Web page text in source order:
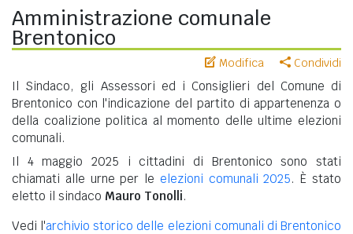
Amministrazione comunale
Brentonico
Modifica Condividi
Il Sindaco, gli Assessori ed i Consiglieri del Comune di
Brentonico con l'indicazione del partito di appartenenza o
della coalizione politica al momento delle ultime elezioni
comunali.
Il 4 maggio 2025 i cittadini di Brentonico sono stati
chiamati alle urne per le elezioni comunali 2025. È stato
eletto il sindaco Mauro Tonolli.
Vedi l'archivio storico delle elezioni comunali di Brentonico